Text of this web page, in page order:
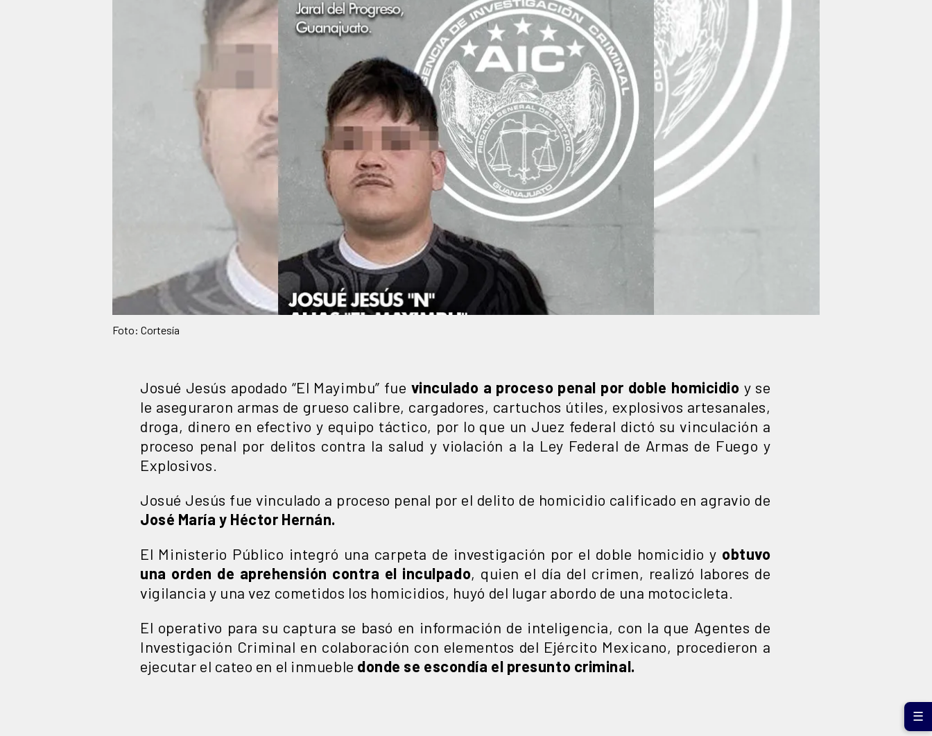
Foto: Cortesía
Josué Jesús apodado “El Mayimbu” fue vinculado a proceso penal por doble homicidio y se
le aseguraron armas de grueso calibre, cargadores, cartuchos útiles, explosivos artesanales,
droga, dinero en efectivo y equipo táctico, por lo que un Juez federal dictó su vinculación a
proceso penal por delitos contra la salud y violación a la Ley Federal de Armas de Fuego y
Explosivos.
Josué Jesús fue vinculado a proceso penal por el delito de homicidio calificado en agravio de
José María y Héctor Hernán.
El Ministerio Público integró una carpeta de investigación por el doble homicidio y obtuvo
una orden de aprehensión contra el inculpado, quien el día del crimen, realizó labores de
vigilancia y una vez cometidos los homicidios, huyó del lugar abordo de una motocicleta.
El operativo para su captura se basó en información de inteligencia, con la que Agentes de
Investigación Criminal en colaboración con elementos del Ejército Mexicano, procedieron a
ejecutar el cateo en el inmueble donde se escondía el presunto criminal.
☰